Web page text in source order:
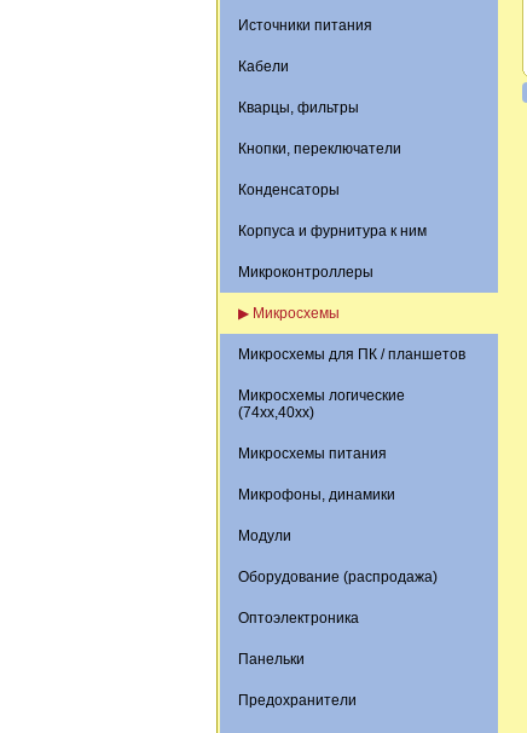
Источники питания
Кабели
Кварцы, фильтры
Кнопки, переключатели
Конденсаторы
Корпуса и фурнитура к ним
Микроконтроллеры
▶ Микросхемы
Микросхемы для ПК / планшетов
Микросхемы логические
(74xx,40xx)
Микросхемы питания
Микрофоны, динамики
Модули
Оборудование (распродажа)
Оптоэлектроника
Панельки
Предохранители